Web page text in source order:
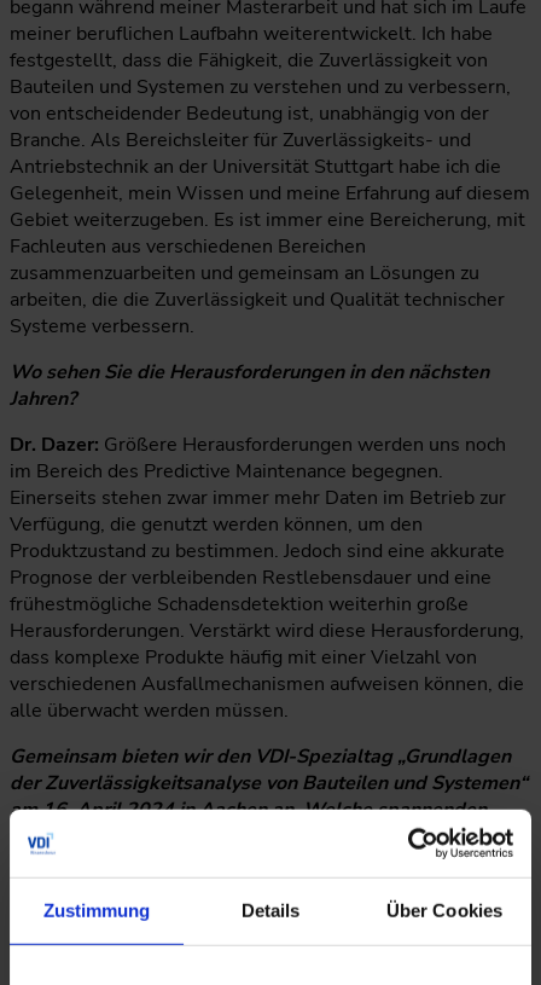
Zustimmung Details Über Cookies
begann während meiner Masterarbeit und hat sich im Laufe
meiner beruflichen Laufbahn weiterentwickelt. Ich habe
festgestellt, dass die Fähigkeit, die Zuverlässigkeit von
Bauteilen und Systemen zu verstehen und zu verbessern,
von entscheidender Bedeutung ist, unabhängig von der
Branche. Als Bereichsleiter für Zuverlässigkeits- und
Antriebstechnik an der Universität Stuttgart habe ich die
Gelegenheit, mein Wissen und meine Erfahrung auf diesem
Gebiet weiterzugeben. Es ist immer eine Bereicherung, mit
Fachleuten aus verschiedenen Bereichen
zusammenzuarbeiten und gemeinsam an Lösungen zu
arbeiten, die die Zuverlässigkeit und Qualität technischer
Systeme verbessern.
Wo sehen Sie die Herausforderungen in den nächsten
Jahren?
Dr. Dazer: Größere Herausforderungen werden uns noch
im Bereich des Predictive Maintenance begegnen.
Einerseits stehen zwar immer mehr Daten im Betrieb zur
Verfügung, die genutzt werden können, um den
Produktzustand zu bestimmen. Jedoch sind eine akkurate
Prognose der verbleibenden Restlebensdauer und eine
frühestmögliche Schadensdetektion weiterhin große
Herausforderungen. Verstärkt wird diese Herausforderung,
dass komplexe Produkte häufig mit einer Vielzahl von
verschiedenen Ausfallmechanismen aufweisen können, die
alle überwacht werden müssen.
Gemeinsam bieten wir den VDI-Spezialtag „Grundlagen
der Zuverlässigkeitsanalyse von Bauteilen und Systemen“
am 16. April 2024 in Aachen an. Welche spannenden
Einblicke und Kenntnisse werden hier vermittelt?
Dr. Dazer:Die Teilnehmenden werden wichtige Methoden
kennenlernen, um kritische Ausfallmechanismen zu